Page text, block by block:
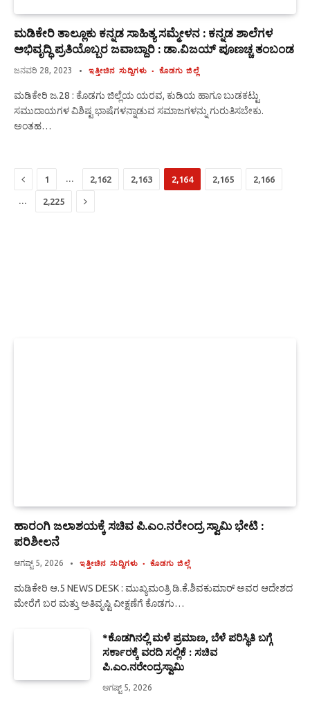
ಮಡಿಕೇರಿ ತಾಲ್ಲೂಕು ಕನ್ನಡ ಸಾಹಿತ್ಯ ಸಮ್ಮೇಳನ : ಕನ್ನಡ ಶಾಲೆಗಳ
ಅಭಿವೃದ್ಧಿ ಪ್ರತಿಯೊಬ್ಬರ ಜವಾಬ್ದಾರಿ : ಡಾ.ವಿಜಯ್ ಪೂಣಚ್ಚ ತಂಬಂಡ
ಜನವರಿ 28, 2023 ಇತ್ತೀಚಿನ ಸುದ್ದಿಗಳು ಕೊಡಗು ಜಿಲ್ಲೆ
ಮಡಿಕೇರಿ ಜ.28 : ಕೊಡಗು ಜಿಲ್ಲೆಯ ಯರವ, ಕುಡಿಯ ಹಾಗೂ ಬುಡಕಟ್ಟು
ಸಮುದಾಯಗಳ ವಿಶಿಷ್ಟ ಭಾಷೆಗಳನ್ನಾಡುವ ಸಮಾಜಗಳನ್ನು ಗುರುತಿಸಬೇಕು.
ಅಂತಹ…
Previous
1 … 2,162 2,163 2,164 2,165 2,166
… 2,225 Next
ಹಾರಂಗಿ ಜಲಾಶಯಕ್ಕೆ ಸಚಿವ ಪಿ.ಎಂ.ನರೇಂದ್ರ ಸ್ವಾಮಿ ಭೇಟಿ :
ಪರಿಶೀಲನೆ
ಆಗಷ್ಟ್ 5, 2026 ಇತ್ತೀಚಿನ ಸುದ್ದಿಗಳು ಕೊಡಗು ಜಿಲ್ಲೆ
ಮಡಿಕೇರಿ ಆ.5 NEWS DESK : ಮುಖ್ಯಮಂತ್ರಿ ಡಿ.ಕೆ.ಶಿವಕುಮಾರ್ ಅವರ ಆದೇಶದ
ಮೇರೆಗೆ ಬರ ಮತ್ತು ಅತಿವೃಷ್ಟಿ ವೀಕ್ಷಣೆಗೆ ಕೊಡಗು…
*ಕೊಡಗಿನಲ್ಲಿ ಮಳೆ ಪ್ರಮಾಣ, ಬೆಳೆ ಪರಿಸ್ಥಿತಿ ಬಗ್ಗೆ
ಸರ್ಕಾರಕ್ಕೆ ವರದಿ ಸಲ್ಲಿಕೆ : ಸಚಿವ
ಪಿ.ಎಂ.ನರೇಂದ್ರಸ್ವಾಮಿ
ಆಗಷ್ಟ್ 5, 2026